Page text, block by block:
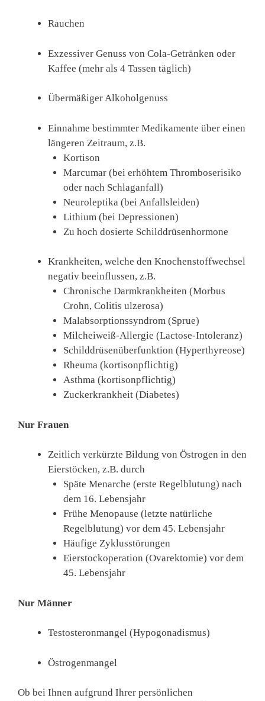
Rauchen
Exzessiver Genuss von Cola-Getränken oder
Kaffee (mehr als 4 Tassen täglich)
Übermäßiger Alkoholgenuss
Einnahme bestimmter Medikamente über einen
längeren Zeitraum, z.B.
Kortison
Marcumar (bei erhöhtem Thromboserisiko
oder nach Schlaganfall)
Neuroleptika (bei Anfallsleiden)
Lithium (bei Depressionen)
Zu hoch dosierte Schilddrüsenhormone
Krankheiten, welche den Knochenstoffwechsel
negativ beeinflussen, z.B.
Chronische Darmkrankheiten (Morbus
Crohn, Colitis ulzerosa)
Malabsorptionssyndrom (Sprue)
Milcheiweiß-Allergie (Lactose-Intoleranz)
Schilddrüsenüberfunktion (Hyperthyreose)
Rheuma (kortisonpflichtig)
Asthma (kortisonpflichtig)
Zuckerkrankheit (Diabetes)
Nur Frauen
Zeitlich verkürzte Bildung von Östrogen in den
Eierstöcken, z.B. durch
Späte Menarche (erste Regelblutung) nach
dem 16. Lebensjahr
Frühe Menopause (letzte natürliche
Regelblutung) vor dem 45. Lebensjahr
Häufige Zyklusstörungen
Eierstockoperation (Ovarektomie) vor dem
45. Lebensjahr
Nur Männer
Testosteronmangel (Hypogonadismus)
Östrogenmangel
Ob bei Ihnen aufgrund Ihrer persönlichen